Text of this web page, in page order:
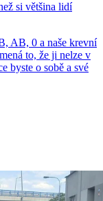
si většina lidí
AB, 0 a naše krevní
to, že ji nelze v
byste o sobě a své